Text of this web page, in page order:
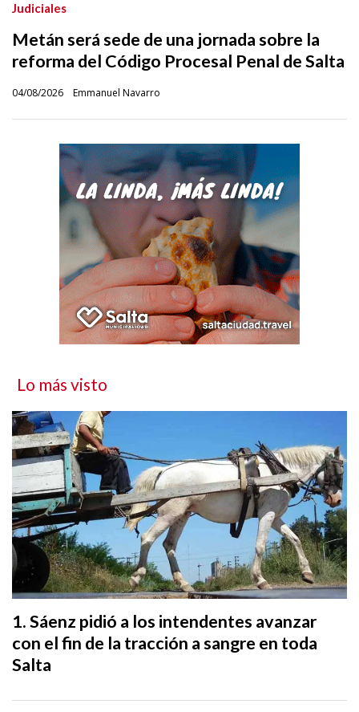
Metán será sede de una jornada sobre la
reforma del Código Procesal Penal de Salta
Emmanuel Navarro
Judiciales
04/08/2026
Lo más visto
Sáenz pidió a los intendentes avanzar
con el fin de la tracción a sangre en toda
Salta